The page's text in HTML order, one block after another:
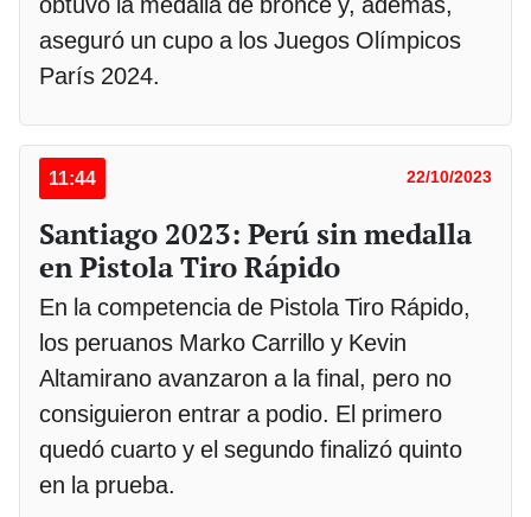
aseguró un cupo a los Juegos Olímpicos
París 2024.
11:44 22/10/2023
Santiago 2023: Perú sin medalla
en Pistola Tiro Rápido
En la competencia de Pistola Tiro Rápido,
los peruanos Marko Carrillo y Kevin
Altamirano avanzaron a la final, pero no
consiguieron entrar a podio. El primero
quedó cuarto y el segundo finalizó quinto
en la prueba.